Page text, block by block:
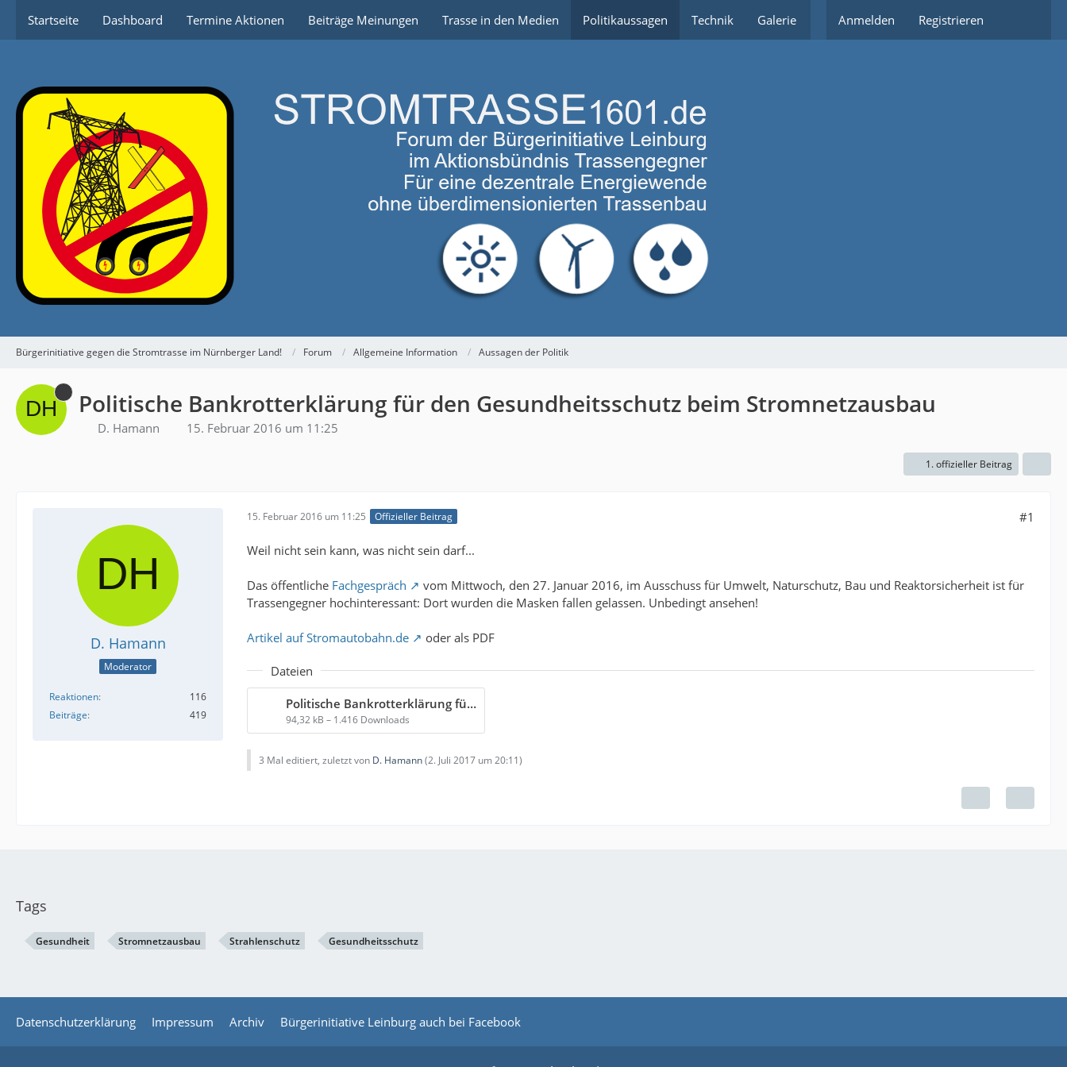
Startseite Dashboard Termine Aktionen Beiträge Meinungen Trasse in den Medien Politikaussagen Technik Galerie Partnerlinks
Anmelden Registrieren
Bürgerinitiative gegen die Stromtrasse im Nürnberger Land! Forum Allgemeine Information Aussagen der Politik
Politische Bankrotterklärung für den Gesundheitsschutz beim Stromnetzausbau
D. Hamann 15. Februar 2016 um 11:25
1. offizieller Beitrag
D. Hamann
Moderator
Reaktionen
116
Beiträge
419
15. Februar 2016 um 11:25 Offizieller Beitrag #1
Weil nicht sein kann, was nicht sein darf...
Das öffentliche Fachgespräch
vom Mittwoch, den 27. Januar 2016, im Ausschuss für Umwelt, Naturschutz, Bau und Reaktorsicherheit ist für
Trassengegner hochinteressant: Dort wurden die Masken fallen gelassen. Unbedingt ansehen!
Artikel auf Stromautobahn.de oder als PDF
Dateien
Politische Bankrotterklärung für den Gesundheitsschutz beim Stromnetzausbau PDF.pdf
94,32 kB – 1.416 Downloads
3 Mal editiert, zuletzt von D. Hamann(2. Juli 2017 um 20:11)
Tags
Gesundheit Stromnetzausbau Strahlenschutz Gesundheitsschutz
Datenschutzerklärung Impressum Archiv Bürgerinitiative Leinburg auch bei Facebook